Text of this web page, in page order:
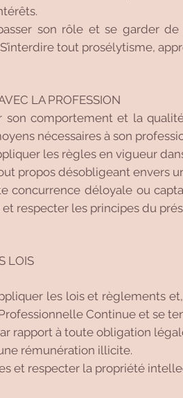
son rôle et se garder
tout prosélytisme,
LA PROFESSION
son comportement et la
nécessaires à son
les règles en vigueur
propos désobligeant envers
concurrence déloyale ou
et respecter les principes du
LOIS
les lois et règlements
Continue et se
rapport à toute obligation
rémunération illicite.
et respecter la propriété